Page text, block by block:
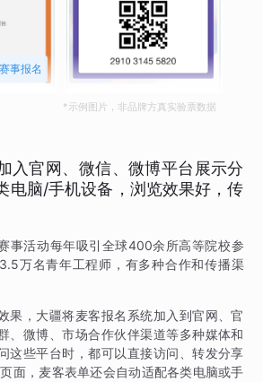
赛事报名
*示例图片，非品牌方真实验票数据
入官网、微信、微博平台展示分
电脑/手机设备，浏览效果好，传
事活动每年吸引全球400余所高等院校参
万名青年工程师，有多种合作和传播渠
果，大疆将麦客报名系统加入到官网、官
、微博、市场合作伙伴渠道等多种媒体和
这些平台时，都可以直接访问、转发分享
面，麦客表单还会自动适配各类电脑或手